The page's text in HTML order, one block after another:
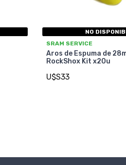
NO
SRAM SERVICE
Aros de Espuma de
RockShox Kit x20u
U$S33